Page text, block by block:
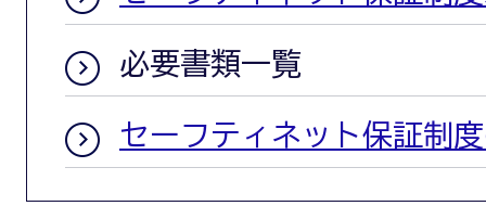
必要書類一覧
セーフティネット保証制